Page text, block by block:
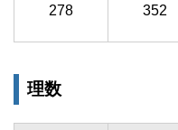
278 352
理数